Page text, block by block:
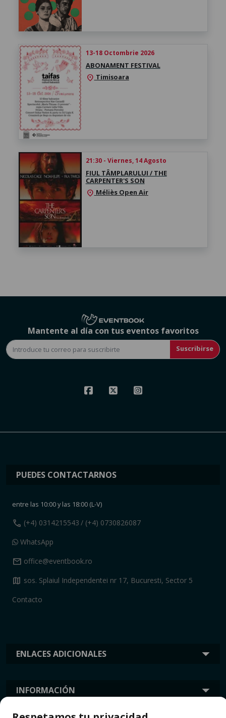
13-18 Octombrie 2026
ABONAMENT FESTIVAL
location_on Timișoara
21:30 - Viernes, 14 Agosto
FIUL TÂMPLARULUI / THE
CARPENTER'S SON
location_on Méliès Open Air
Mantente al día con tus eventos favoritos
Suscribirse
ENLACES ADICIONALES
INFORMACIÓN
PUEDES CONTACTARNOS
entre las 10:00 y las 18:00 (L-V)
call (+4) 0314215543 / (+4) 0730826087
WhatsApp
mail office@eventbook.ro
map sos. Splaiul Independentei nr 17, Bucuresti, Sector 5
Contacto